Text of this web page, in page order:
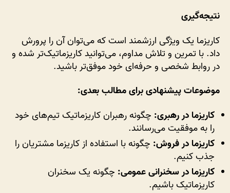
نتیجه‌گیری
کاریزما یک ویژگی ارزشمند است که می‌توان آن را پرورش
داد. با تمرین و تلاش مداوم، می‌توانید کاریزماتیک‌تر شده و
در روابط شخصی و حرفه‌ای خود موفق‌تر باشید.
موضوعات پیشنهادی برای مطالب بعدی:
کاریزما در رهبری: چگونه رهبران کاریزماتیک تیم‌های خود
را به موفقیت می‌رسانند.
کاریزما در فروش: چگونه با استفاده از کاریزما مشتریان را
جذب کنیم.
کاریزما در سخنرانی عمومی: چگونه یک سخنران
کاریزماتیک باشیم.